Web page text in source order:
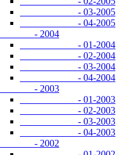
- 03-2005
- 04-2005
- 2004
- 01-2004
- 02-2004
- 03-2004
- 04-2004
- 2003
- 01-2003
- 02-2003
- 03-2003
- 04-2003
- 2002